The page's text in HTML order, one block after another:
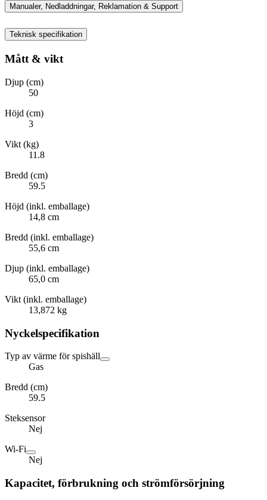
Manualer, Nedladdningar, Reklamation & Support
Teknisk specifikation
Mått & vikt
Djup (cm)
50
Höjd (cm)
3
Vikt (kg)
11.8
Bredd (cm)
59.5
Höjd (inkl. emballage)
14,8 cm
Bredd (inkl. emballage)
55,6 cm
Djup (inkl. emballage)
65,0 cm
Vikt (inkl. emballage)
13,872 kg
Nyckelspecifikation
Typ av värme för spishäll
Gas
Bredd (cm)
59.5
Steksensor
Nej
Wi-Fi
Nej
Kapacitet, förbrukning och strömförsörjning